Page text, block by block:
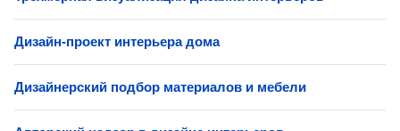
Дизайн-проект интерьера дома
Дизайнерский подбор материалов и мебели